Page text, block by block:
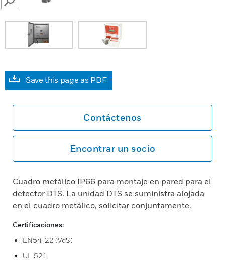
SEARCH
Save this page as PDF
Contáctenos
Encontrar un socio
Cuadro metálico IP66 para montaje en pared para el
detector DTS. La unidad DTS se suministra alojada
en el cuadro metálico, solicitar conjuntamente.
Certificaciones:
EN54-22 (VdS)
UL 521